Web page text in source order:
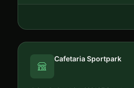
Cafetaria Sportpark